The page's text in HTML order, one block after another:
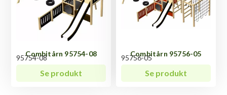
Combitårn 95754-08
95754-08
Se produkt
Combitårn 95756-05
95756-05
Se produkt